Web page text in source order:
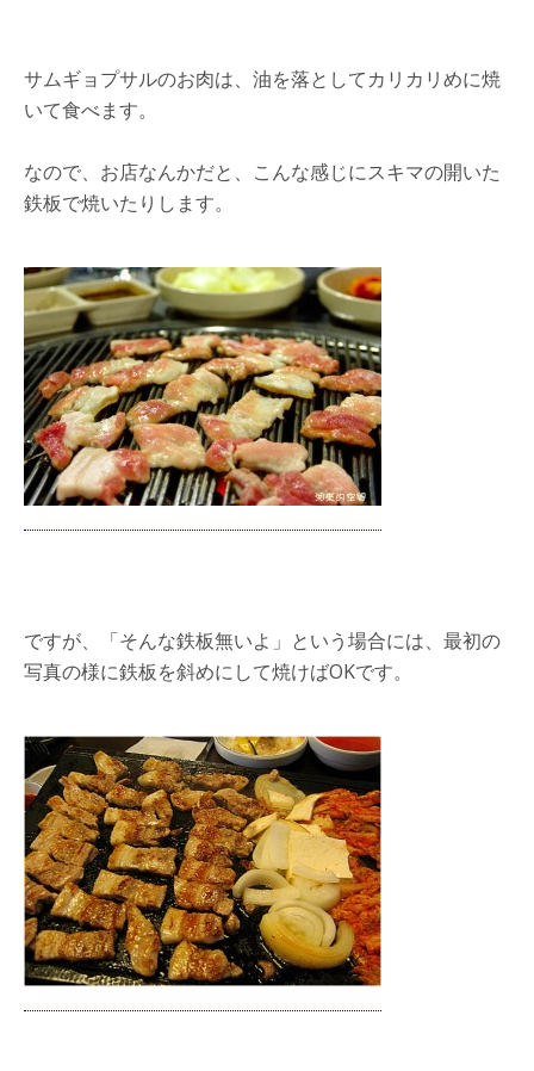
サムギョプサルのお肉は、油を落としてカリカリめに焼
いて食べます。
なので、お店なんかだと、こんな感じにスキマの開いた
鉄板で焼いたりします。
ですが、「そんな鉄板無いよ」という場合には、最初の
写真の様に鉄板を斜めにして焼けばOKです。